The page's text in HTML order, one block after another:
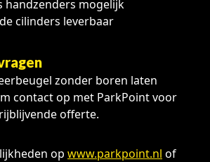
handzenders mogelijk
cilinders leverbaar
zonder boren laten
contact op met ParkPoint voor
offerte.
op www.parkpoint.nl of